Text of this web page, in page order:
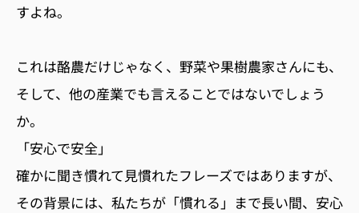
すよね。
これは酪農だけじゃなく、野菜や果樹農家さんにも、
そして、他の産業でも言えることではないでしょう
か。
「安心で安全」
確かに聞き慣れて見慣れたフレーズではありますが、
その背景には、私たちが「慣れる」まで長い間、安心